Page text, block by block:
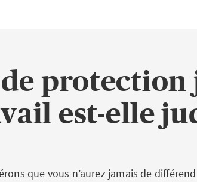
de
est-elle
que vous n’aurez jamais de